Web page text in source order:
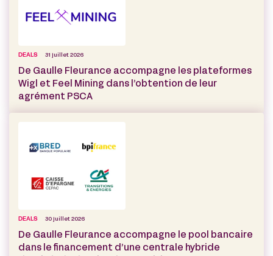
DEALS 31 juillet 2026
De Gaulle Fleurance accompagne les plateformes
Wigl et Feel Mining dans l’obtention de leur
agrément PSCA
DEALS 30 juillet 2026
De Gaulle Fleurance accompagne le pool bancaire
dans le financement d’une centrale hybride